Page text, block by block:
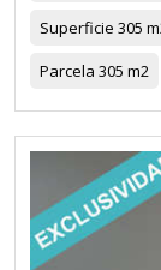
Superficie 305
Parcela 305 m2